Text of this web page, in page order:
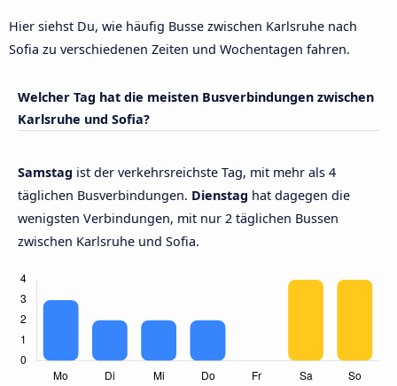
Hier siehst Du, wie häufig Busse zwischen Karlsruhe nach
Sofia zu verschiedenen Zeiten und Wochentagen fahren.
Welcher Tag hat die meisten Busverbindungen zwischen
Karlsruhe und Sofia?
Samstag ist der verkehrsreichste Tag, mit mehr als 4
täglichen Busverbindungen. Dienstag hat dagegen die
wenigsten Verbindungen, mit nur 2 täglichen Bussen
zwischen Karlsruhe und Sofia.